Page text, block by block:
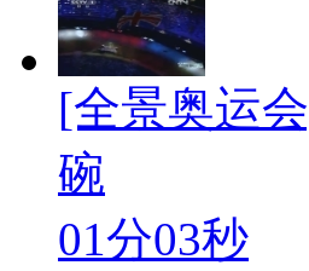
[全景奥运
碗
01分03秒